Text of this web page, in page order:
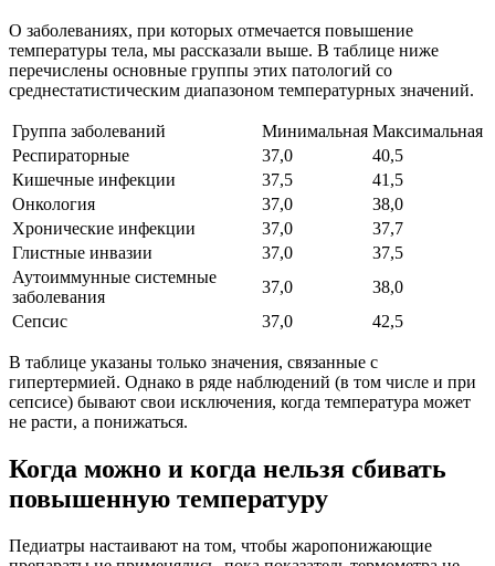
О заболеваниях, при которых отмечается повышение
температуры тела, мы рассказали выше. В таблице ниже
перечислены основные группы этих патологий со
среднестатистическим диапазоном температурных значений.
Группа заболеваний Минимальная Максимальная
Респираторные
37,0
40,5
Кишечные инфекции
37,5
41,5
Онкология
37,0
38,0
Хронические инфекции
37,0
37,7
Глистные инвазии
37,0
37,5
Аутоиммунные системные
заболевания
37,0
38,0
Сепсис
37,0 42,5
В таблице указаны только значения, связанные с
гипертермией. Однако в ряде наблюдений (в том числе и при
сепсисе) бывают свои исключения, когда температура может
не расти, а понижаться.
Когда можно и когда нельзя сбивать
повышенную температуру
Педиатры настаивают на том, чтобы жаропонижающие